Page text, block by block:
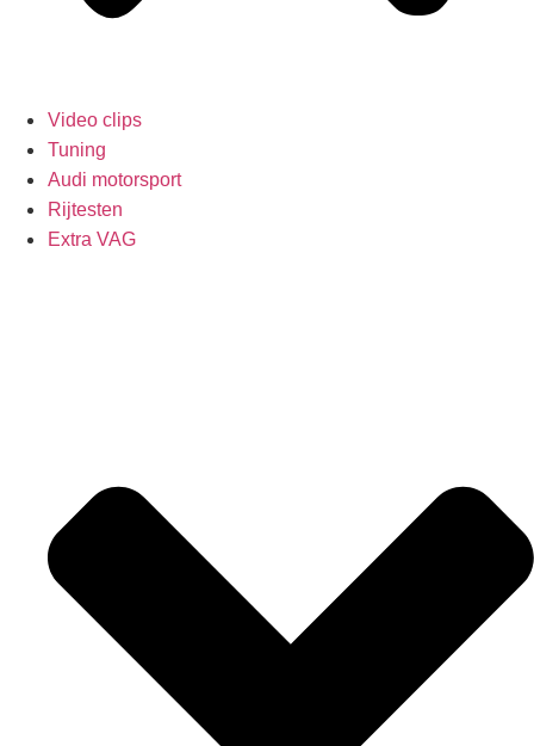
Video clips
Tuning
Audi motorsport
Rijtesten
Extra VAG